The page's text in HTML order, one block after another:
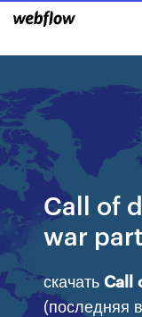
Call of
war
скачатьCall
(последняя